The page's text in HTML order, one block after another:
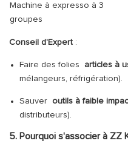
Machine à expresso à 3
groupes
Conseil d'Expert :
Faire des folies articles à
mélangeurs, réfrigération).
Sauver outils à faible
distributeurs).
5. Pourquoi s'associer à ZZ